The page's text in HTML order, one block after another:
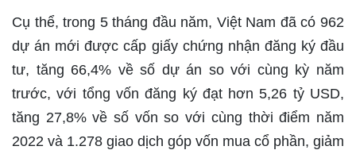
Cụ thể, trong 5 tháng đầu năm, Việt Nam đã có 962
dự án mới được cấp giấy chứng nhận đăng ký đầu
tư, tăng 66,4% về số dự án so với cùng kỳ năm
trước, với tổng vốn đăng ký đạt hơn 5,26 tỷ USD,
tăng 27,8% về số vốn so với cùng thời điểm năm
2022 và 1.278 giao dịch góp vốn mua cổ phần, giảm